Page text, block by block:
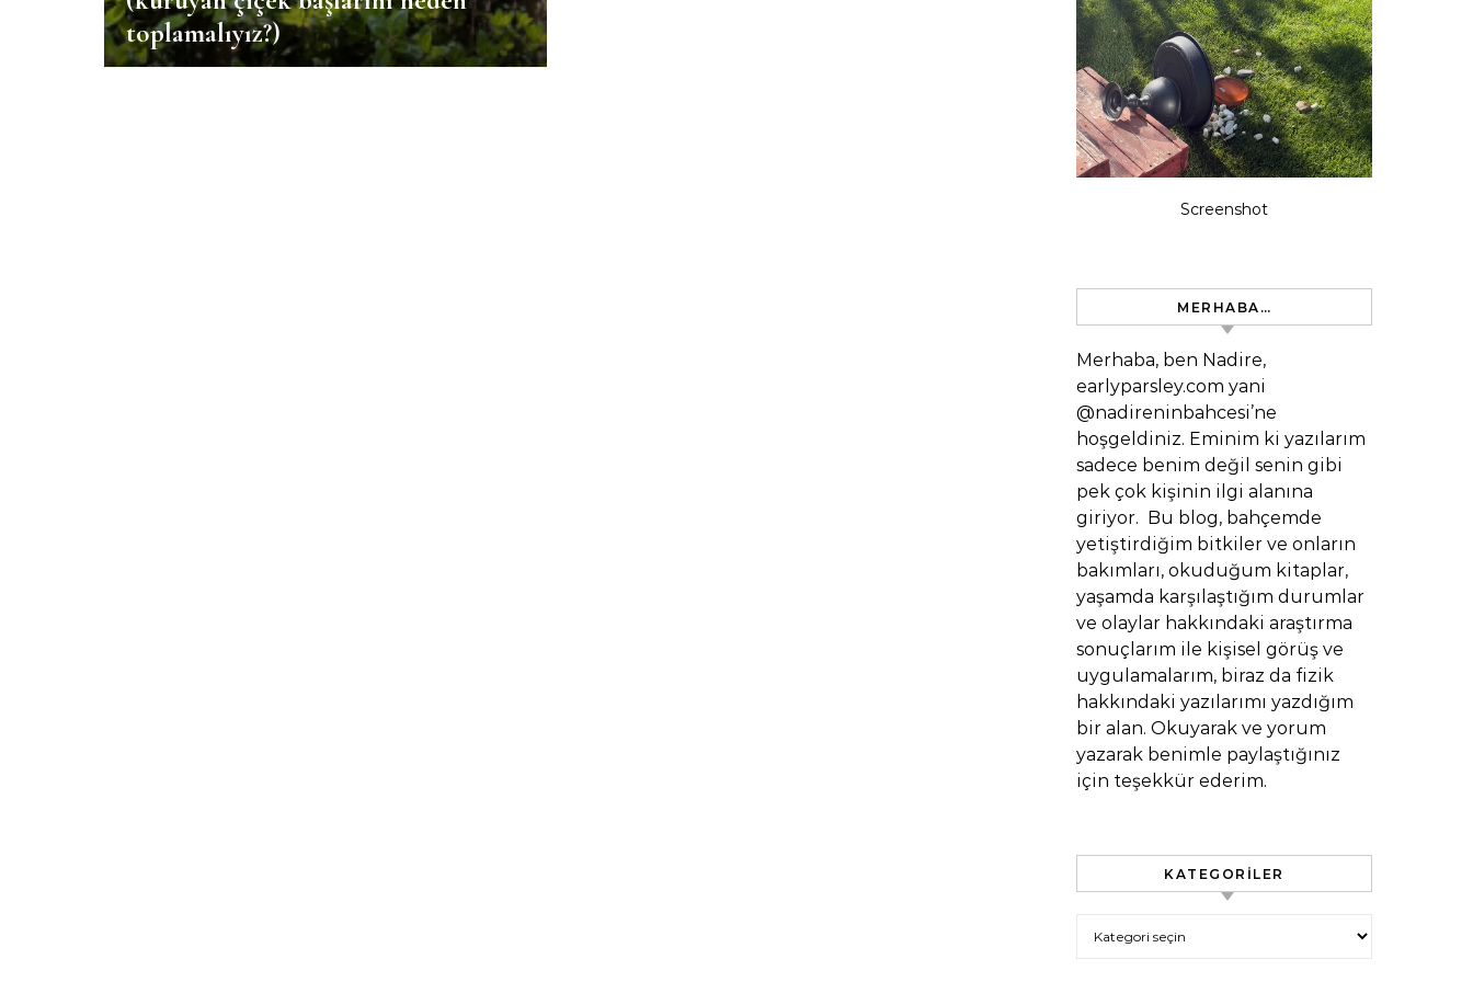
toplamalıyız?)
Screenshot
MERHABA…
Merhaba, ben Nadire,
earlyparsley.com yani
@nadireninbahcesi’ne
hoşgeldiniz. Eminim ki yazılarım
sadece benim değil senin gibi
pek çok kişinin ilgi alanına
giriyor. Bu blog, bahçemde
yetiştirdiğim bitkiler ve onların
bakımları, okuduğum kitaplar,
yaşamda karşılaştığım durumlar
ve olaylar hakkındaki araştırma
sonuçlarım ile kişisel görüş ve
uygulamalarım, biraz da fizik
hakkındaki yazılarımı yazdığım
bir alan. Okuyarak ve yorum
yazarak benimle paylaştığınız
için teşekkür ederim.
KATEGORILER